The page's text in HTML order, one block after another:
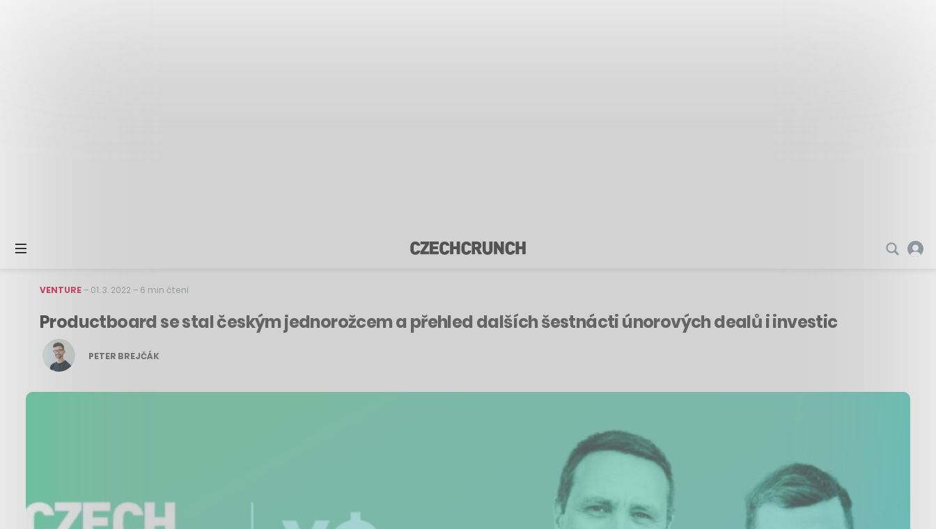
VENTURE– 01. 3. 2022 – 6 min čtení
Productboard se stal českým jednorožcem a přehled dalších šestnácti únorových dealů i investic
PETER BREJČÁK